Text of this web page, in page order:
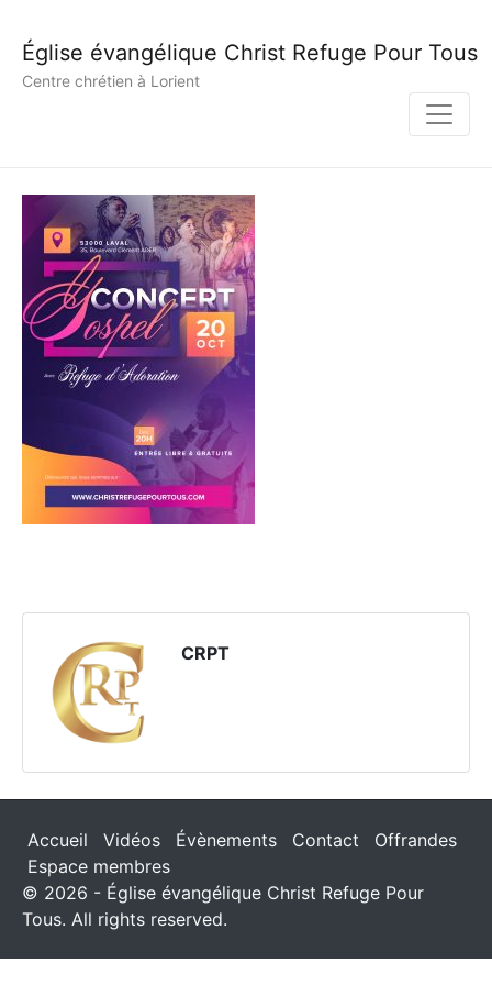
Église évangélique Christ Refuge Pour Tous
Centre chrétien à Lorient
CRPT
Accueil Vidéos Évènements Contact
Offrandes
Espace membres
© 2026 - Église évangélique Christ Refuge Pour
Tous. All rights reserved.